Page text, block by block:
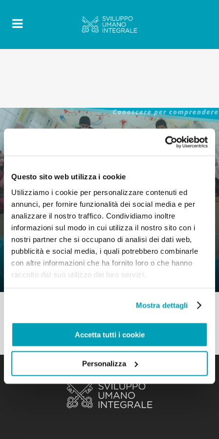
Questo sito web utilizza i cookie
Utilizziamo i cookie per personalizzare contenuti ed
annunci, per fornire funzionalità dei social media e per
analizzare il nostro traffico. Condividiamo inoltre
informazioni sul modo in cui utilizza il nostro sito con i
nostri partner che si occupano di analisi dei dati web,
pubblicità e social media, i quali potrebbero combinarle
con altre informazioni che ha fornito loro o che hanno
raccolto dal suo utilizzo dei loro servizi.
Mostra dettagli
Accetta tutti i cookie
Personalizza
5 Maggio 2020 | By Mr_admin | 0
Comments |
Orientamenti pastorali – Conoscere per